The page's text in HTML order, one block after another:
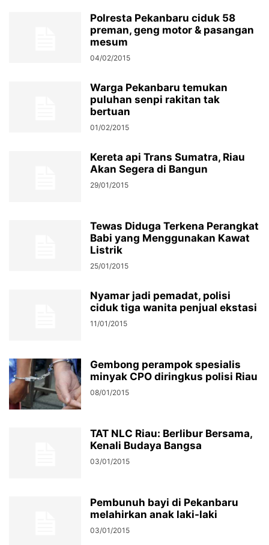
Polresta Pekanbaru ciduk 58
preman, geng motor & pasangan
mesum
04/02/2015
Warga Pekanbaru temukan
puluhan senpi rakitan tak
bertuan
01/02/2015
Kereta api Trans Sumatra, Riau
Akan Segera di Bangun
29/01/2015
Tewas Diduga Terkena Perangkat
Babi yang Menggunakan Kawat
Listrik
25/01/2015
Nyamar jadi pemadat, polisi
ciduk tiga wanita penjual ekstasi
11/01/2015
Gembong perampok spesialis
minyak CPO diringkus polisi Riau
08/01/2015
TAT NLC Riau: Berlibur Bersama,
Kenali Budaya Bangsa
03/01/2015
Pembunuh bayi di Pekanbaru
melahirkan anak laki-laki
03/01/2015